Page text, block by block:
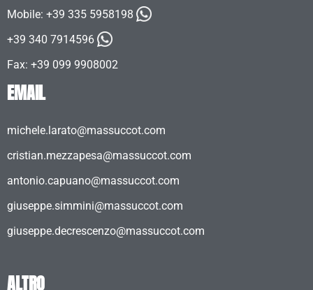
Mobile: +39 335 5958198
+39 340 7914596
Fax: +39 099 9908002
EMAIL
michele.larato@massuccot.com
cristian.mezzapesa@massuccot.com
antonio.capuano@massuccot.com
giuseppe.simmini@massuccot.com
giuseppe.decrescenzo@massuccot.com
ALTRO